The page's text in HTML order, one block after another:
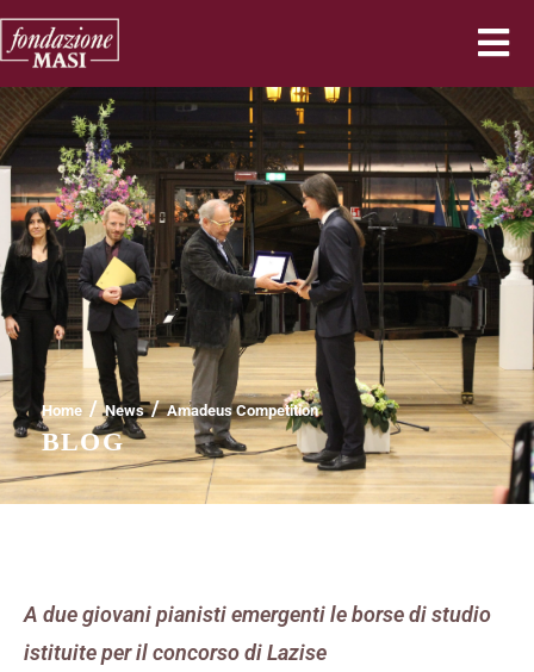
Home / News / Amadeus Competition
BLOG
A due giovani pianisti emergenti le borse di studio
istituite per il concorso di Lazise